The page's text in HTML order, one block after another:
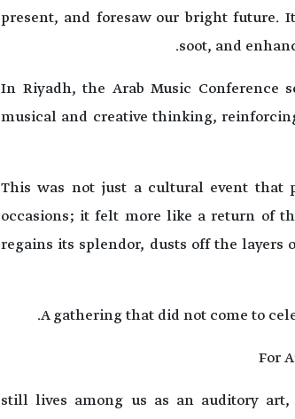
present, and foresaw our bright future.
soot, and
In Riyadh, the Arab Music
musical and creative thinking,
This was not just a cultural event that
occasions; it felt more like a return of
regains its splendor, dusts off the layers
A gathering that did not come to
For
still lives among us as an auditory